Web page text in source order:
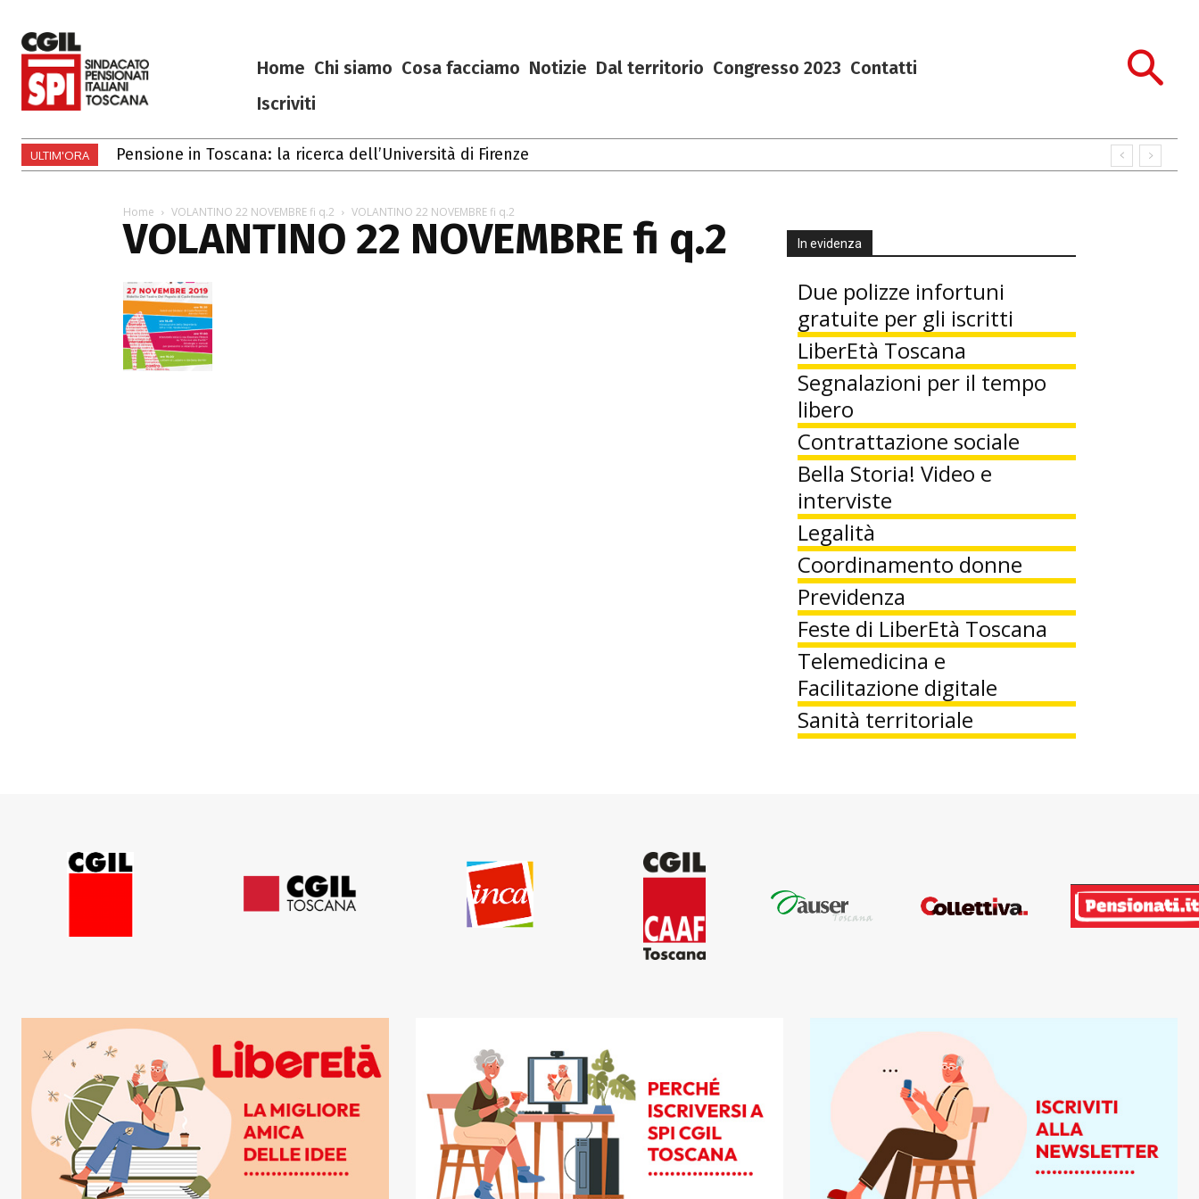
Home Chi siamo Cosa facciamo Notizie Dal territorio Congresso 2023 Contatti
Iscriviti
ULTIM'ORA Pensione in Toscana: la ricerca dell’Università di Firenze
Home VOLANTINO 22 NOVEMBRE fi q.2 VOLANTINO 22 NOVEMBRE fi q.2
VOLANTINO 22 NOVEMBRE fi q.2 In evidenza
Due polizze infortuni
gratuite per gli iscritti
LiberEtà Toscana
Segnalazioni per il tempo
libero
Contrattazione sociale
Bella Storia! Video e
interviste
Legalità
Coordinamento donne
Previdenza
Feste di LiberEtà Toscana
Telemedicina e
Facilitazione digitale
Sanità territoriale